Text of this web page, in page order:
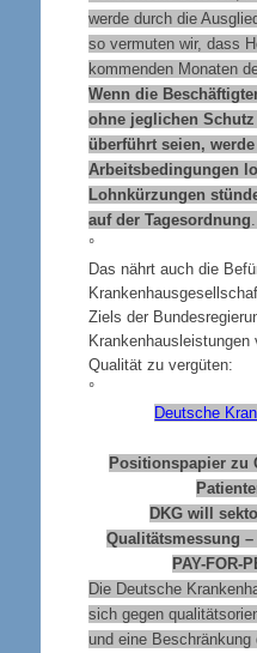
werde durch die
so vermuten wir, dass
kommenden Monaten
Wenn die
ohne jeglichen
überführt seien,
Arbeitsbedingungen
Lohnkürzungen
auf der Tagesordnung
°
Das nährt auch die
Ziels der
Qualität zu vergüten:
°
Deutsche
Positionspapier zu
DKG will
Qualitätsmessung
PAY-FOR-
Die Deutsche
sich gegen
und eine